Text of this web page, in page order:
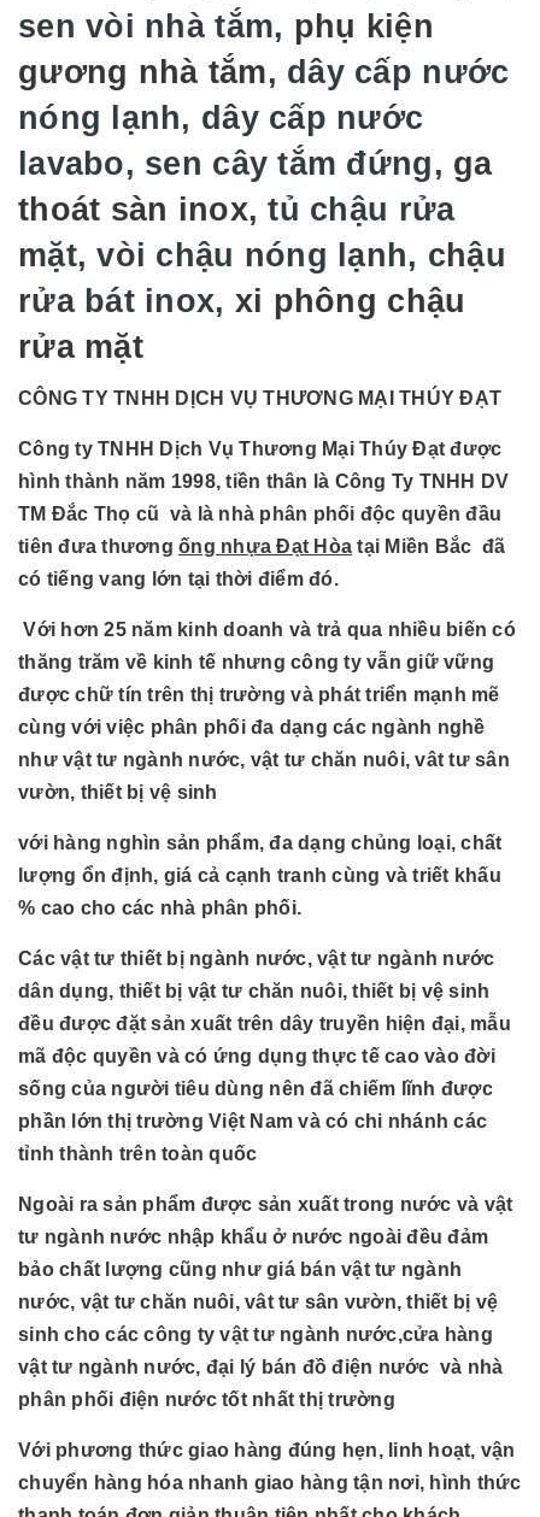
sen vòi nhà tắm, phụ kiện
gương nhà tắm, dây cấp nước
nóng lạnh, dây cấp nước
lavabo, sen cây tắm đứng, ga
thoát sàn inox, tủ chậu rửa
mặt, vòi chậu nóng lạnh, chậu
rửa bát inox, xi phông chậu
rửa mặt
CÔNG TY TNHH DỊCH VỤ THƯƠNG MẠI THÚY ĐẠT
Công ty TNHH Dịch Vụ Thương Mại Thúy Đạt được
hình thành năm 1998, tiền thân là Công Ty TNHH DV
TM Đắc Thọ cũ và là nhà phân phối độc quyền đầu
tiên đưa thương ống nhựa Đạt Hòa tại Miền Bắc đã
có tiếng vang lớn tại thời điểm đó.
Với hơn 25 năm kinh doanh và trả qua nhiều biến có
thăng trăm về kinh tế nhưng công ty vẫn giữ vững
được chữ tín trên thị trường và phát triển mạnh mẽ
cùng với việc phân phối đa dạng các ngành nghề
như vật tư ngành nước, vật tư chăn nuôi, vât tư sân
vườn, thiết bị vệ sinh
với hàng nghìn sản phẩm, đa dạng chủng loại, chất
lượng ổn định, giá cả cạnh tranh cùng và triết khấu
% cao cho các nhà phân phối.
Các vật tư thiết bị ngành nước, vật tư ngành nước
dân dụng, thiết bị vật tư chăn nuôi, thiết bị vệ sinh
đều được đặt sản xuất trên dây truyền hiện đại, mẫu
mã độc quyền và có ứng dụng thực tế cao vào đời
sống của người tiêu dùng nên đã chiếm lĩnh được
phần lớn thị trường Việt Nam và có chi nhánh các
tỉnh thành trên toàn quốc
Ngoài ra sản phẩm được sản xuất trong nước và vật
tư ngành nước nhập khẩu ở nước ngoài đều đảm
bảo chất lượng cũng như giá bán vật tư ngành
nước, vật tư chăn nuôi, vât tư sân vườn, thiết bị vệ
sinh cho các công ty vật tư ngành nước,cửa hàng
vật tư ngành nước, đại lý bán đồ điện nước và nhà
phân phối điện nước tốt nhất thị trường
Với phương thức giao hàng đúng hẹn, linh hoạt, vận
chuyển hàng hóa nhanh giao hàng tận nơi, hình thức